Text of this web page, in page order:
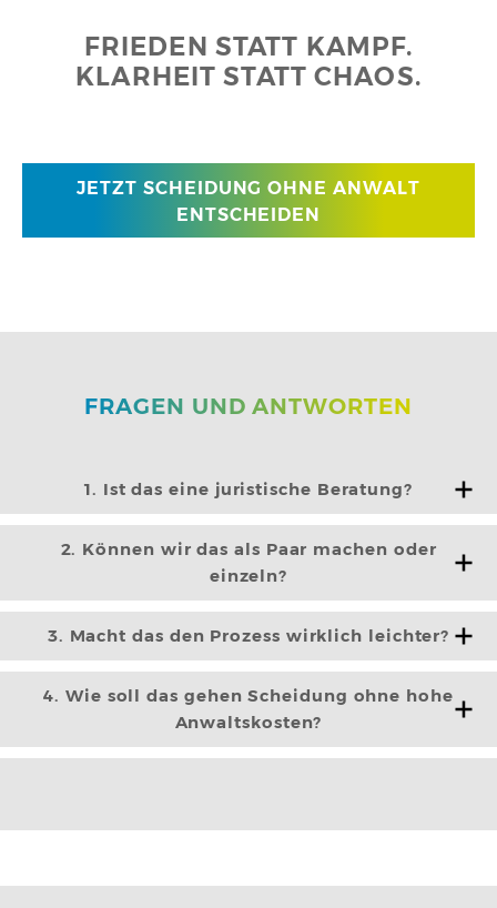
FRIEDEN STATT KAMPF.
KLARHEIT STATT CHAOS.
JETZT SCHEIDUNG OHNE ANWALT
ENTSCHEIDEN
FRAGEN UND ANTWORTEN
1. Ist das eine juristische Beratung?
2. Können wir das als Paar machen oder
einzeln?
3. Macht das den Prozess wirklich leichter?
4. Wie soll das gehen Scheidung ohne hohe
Anwaltskosten?